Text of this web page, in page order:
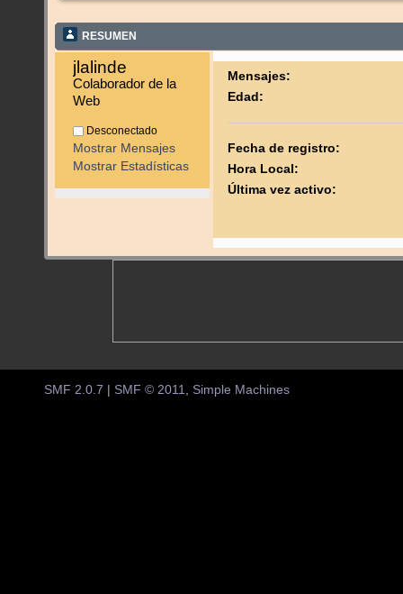
RESUMEN
jlalinde
Colaborador de la
Web
Desconectado
Mostrar Mensajes
Mostrar Estadísticas
Mensajes:
Edad:
Fecha de registro:
Hora Local:
Última vez activo:
SMF 2.0.7 SMF © 2011, Simple Machines